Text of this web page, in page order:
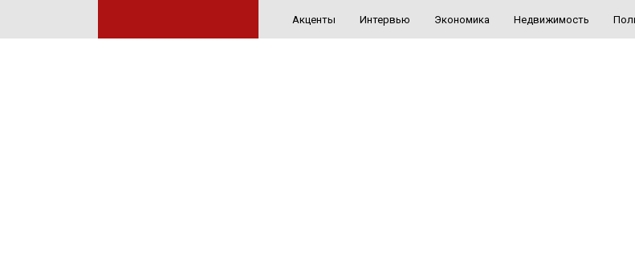
Акценты Интервью Экономика Недвижимость